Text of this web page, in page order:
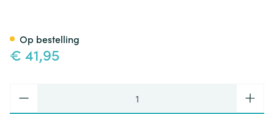
€ 41,95
Op bestelling